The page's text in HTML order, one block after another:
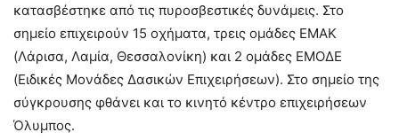
κατασβέστηκε από τις πυροσβεστικές δυνάμεις. Στο
σημείο επιχειρούν 15 οχήματα, τρεις ομάδες ΕΜΑΚ
(Λάρισα, Λαμία, Θεσσαλονίκη) και 2 ομάδες ΕΜΟΔΕ
(Ειδικές Μονάδες Δασικών Επιχειρήσεων). Στο σημείο της
σύγκρουσης φθάνει και το κινητό κέντρο επιχειρήσεων
Όλυμπος.